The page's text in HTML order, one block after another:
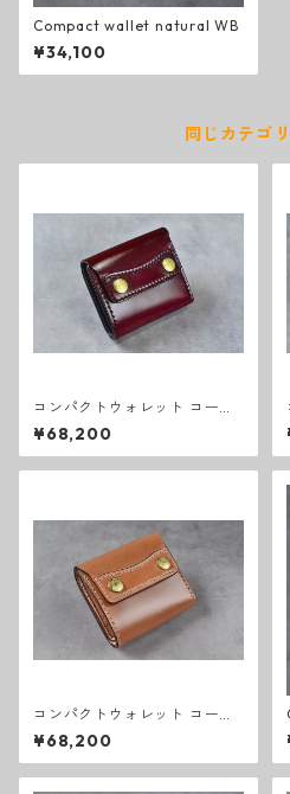
Compact wallet natural WB
¥34,100
同じカテゴ
コンパクトウォレット コード
バン バーガンディ
¥68,200
コンパクトウォレット コード
バンナチュラル
¥68,200